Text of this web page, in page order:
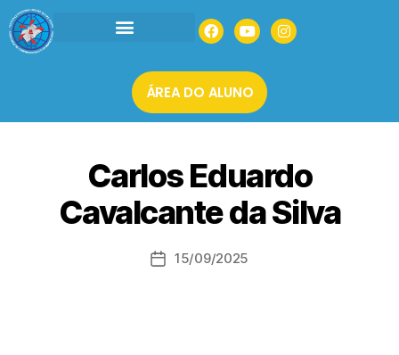
ÁREA DO ALUNO
Carlos Eduardo
Cavalcante da Silva
15/09/2025